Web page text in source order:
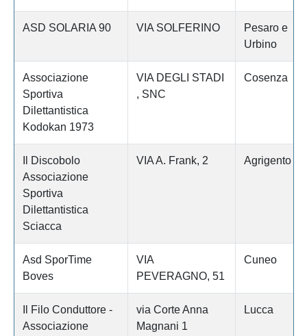
ASD SOLARIA 90 VIA SOLFERINO
Pesaro e
Urbino
Associazione
Sportiva
Dilettantistica
Kodokan 1973
VIA DEGLI STADI
, SNC
Cosenza
Il Discobolo
Associazione
Sportiva
Dilettantistica
Sciacca
VIA A. Frank, 2 Agrigento
Asd SporTime
Boves
VIA
PEVERAGNO, 51
Cuneo
Il Filo Conduttore -
Associazione
via Corte Anna
Magnani 1
Lucca